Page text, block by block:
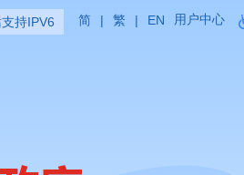
支持IPV6 简 | 繁 | EN 用户中心